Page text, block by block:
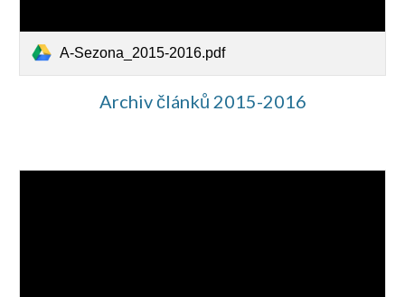
A-Sezona_2015-2016.pdf
Archiv článků 2015-2016